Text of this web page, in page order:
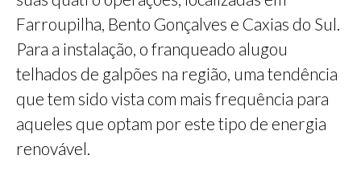
Farroupilha, Bento Gonçalves e Caxias do Sul.
Para a instalação, o franqueado alugou
telhados de galpões na região, uma tendência
que tem sido vista com mais frequência para
aqueles que optam por este tipo de energia
renovável.